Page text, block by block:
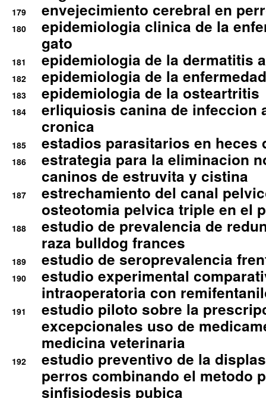
179 envejecimiento cerebral en
180
epidemiologia clinica de la
gato
181 epidemiologia de la dermatitis
182 epidemiologia de la
183 epidemiologia de la osteartritis
184
erliquiosis canina de infeccion
cronica
185 estadios parasitarios en heces
186
estrategia para la eliminacion
caninos de estruvita y cistina
187
estrechamiento del canal
osteotomia pelvica triple en el
188
estudio de prevalencia de
raza bulldog frances
189 estudio de seroprevalencia
190
estudio experimental
intraoperatoria con
191
estudio piloto sobre la
excepcionales uso de
medicina veterinaria
192
estudio preventivo de la
perros combinando el metodo
sinfisiodesis pubica